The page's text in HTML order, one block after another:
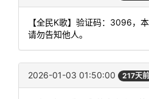
【全民K歌】验证码：3096，
请勿告知他人。
2026-01-03 01:50:00 217天前